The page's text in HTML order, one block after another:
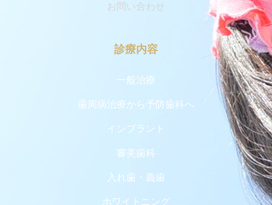
お問い合わせ
診療内容
一般治療
歯周病治療から予防歯科へ
インプラント
審美歯科
入れ歯・義歯
ホワイトニング